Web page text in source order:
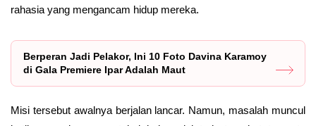
rahasia yang mengancam hidup mereka.
Berperan Jadi Pelakor, Ini 10 Foto Davina Karamoy
di Gala Premiere Ipar Adalah Maut
Misi tersebut awalnya berjalan lancar. Namun, masalah muncul